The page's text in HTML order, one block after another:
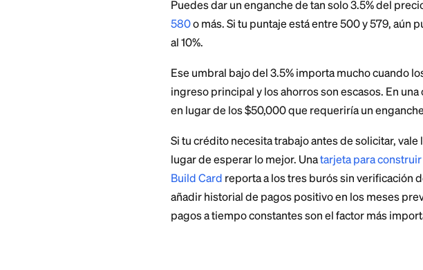
Hay un detalle útil. Como los
impuestos, muchos prestamistas
25% al calcular cuánto puedes pagar.
principios de 2026, podría contarse
Requisitos de
Los préstamos FHA están diseñados
Puedes dar un enganche de tan solo